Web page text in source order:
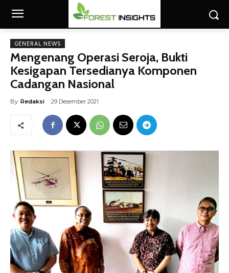
GENERAL NEWS
Mengenang Operasi Seroja, Bukti
Kesigapan Tersedianya Komponen
Cadangan Nasional
By Redaksi 29 Desember 2021